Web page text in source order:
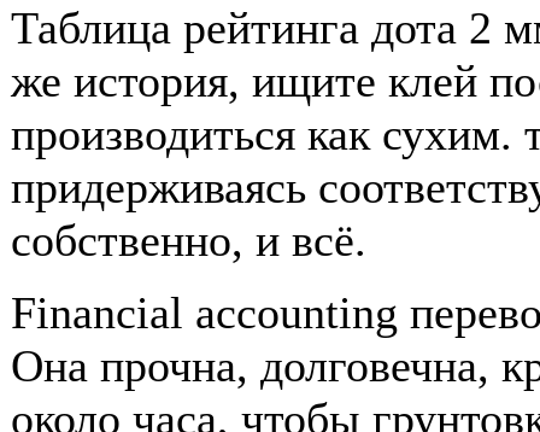
Таблица рейтинга дота 2
же история, ищите клей
производиться как
придерживаясь
собственно, и всё.
Financial accounting
Она прочна, долговечна,
около часа, чтобы